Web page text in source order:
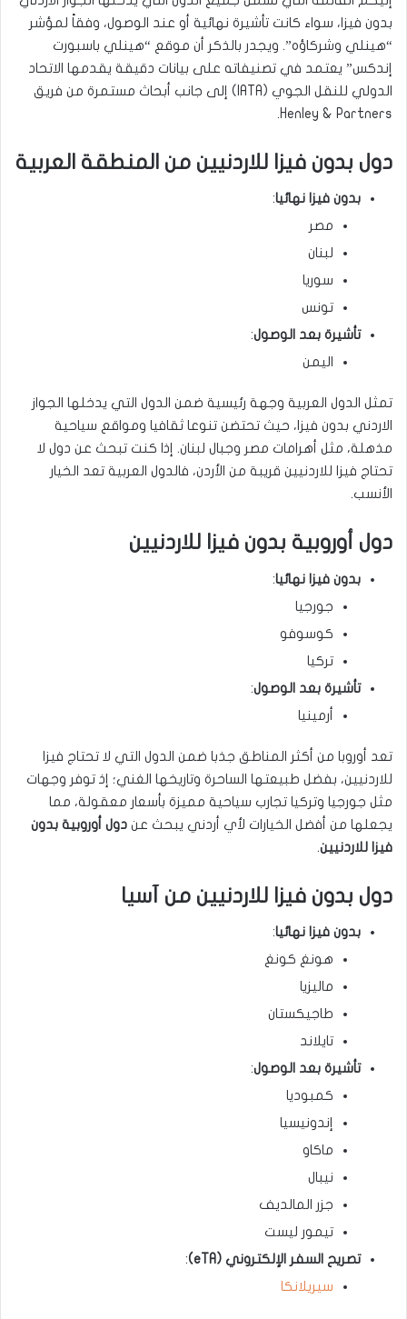
بدون فيزا، سواء كانت تأشيرة نهائية أو عند الوصول، وفقاً لمؤشر
“هينلي وشركاؤه”. ويجدر بالذكر أن موقع “هينلي باسبورت
إندكس” يعتمد في تصنيفاته على بيانات دقيقة يقدمها الاتحاد
الدولي للنقل الجوي (IATA) إلى جانب أبحاث مستمرة من فريق
Henley & Partners.
دول بدون فيزا للاردنيين من المنطقة العربية
بدون فيزا نهائيا:
مصر
لبنان
سوريا
تونس
تأشيرة بعد الوصول:
اليمن
تمثل الدول العربية وجهة رئيسية ضمن الدول التي يدخلها الجواز
الاردني بدون فيزا، حيث تحتضن تنوعا ثقافيا ومواقع سياحية
مذهلة، مثل أهرامات مصر وجبال لبنان. إذا كنت تبحث عن دول لا
تحتاج فيزا للاردنيين قريبة من الأردن، فالدول العربية تعد الخيار
الأنسب.
دول أوروبية بدون فيزا للاردنيين
بدون فيزا نهائيا:
جورجيا
كوسوفو
تركيا
تأشيرة بعد الوصول:
أرمينيا
تعد أوروبا من أكثر المناطق جذبا ضمن الدول التي لا تحتاج فيزا
للاردنيين، بفضل طبيعتها الساحرة وتاريخها الغني؛ إذ توفر وجهات
مثل جورجيا وتركيا تجارب سياحية مميزة بأسعار معقولة، مما
يجعلها من أفضل الخيارات لأي أردني يبحث عن دول أوروبية بدون
فيزا للاردنيين.
دول بدون فيزا للاردنيين من آسيا
بدون فيزا نهائيا:
هونغ كونغ
ماليزيا
طاجيكستان
تايلاند
تأشيرة بعد الوصول:
كمبوديا
إندونيسيا
ماكاو
نيبال
جزر المالديف
تيمور ليست
تصريح السفر الإلكتروني (eTA)
:
سيريلانكا